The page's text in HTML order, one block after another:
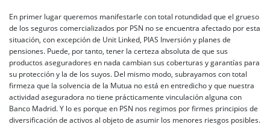
En primer lugar queremos manifestarle con total rotundidad que el grueso
de los seguros comercializados por PSN no se encuentra afectado por esta
situación, con excepción de Unit Linked, PIAS Inversión y planes de
pensiones. Puede, por tanto, tener la certeza absoluta de que sus
productos aseguradores en nada cambian sus coberturas y garantías para
su protección y la de los suyos. Del mismo modo, subrayamos con total
firmeza que la solvencia de la Mutua no está en entredicho y que nuestra
actividad aseguradora no tiene prácticamente vinculación alguna con
Banco Madrid. Y lo es porque en PSN nos regimos por firmes principios de
diversificación de activos al objeto de asumir los menores riesgos posibles.